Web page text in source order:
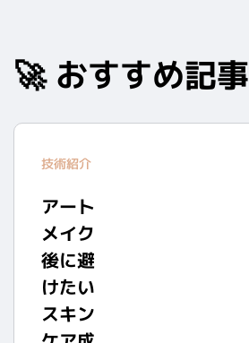
🚀 おすすめ記事
技術紹介
アート
メイク
後に避
けたい
スキン